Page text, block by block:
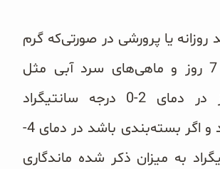
روزانه یا پرورشی در صورتی‌که گرم
آبی باشد تا 7 روز و ماهی‌های سرد آبی مثل
قزل‌آلا 3 روز در دمای 2-0 درجه سانتیگراد
ماندگاری دارند و اگر بسته‌بندی باشد در دمای 4-
به میزان ذکر شده ماندگاری